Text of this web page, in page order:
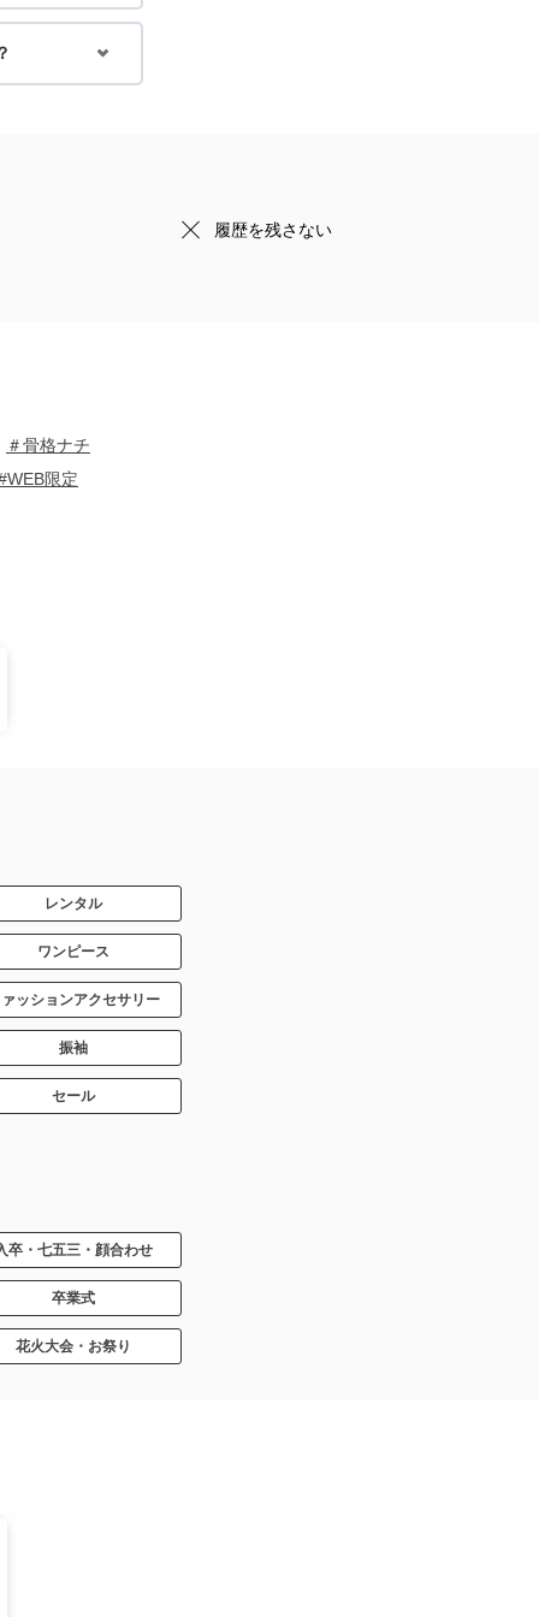
履歴を残さない
＃骨格ナチ
限定
レンタル
ワンピース
ッションアクセサリー
振袖
セール
卒・七五三・顔合わせ
卒業式
花火大会・お祭り